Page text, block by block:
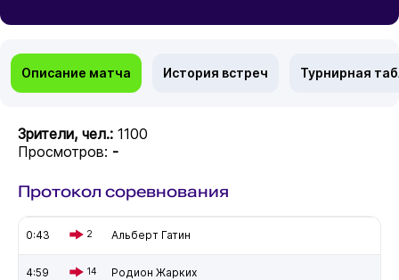
Описание матча История встреч Турнирная
Зрители, чел.: 1100
Просмотров: -
Протокол соревнования
0:43 2 Альберт Гатин
4:59 14 Родион Жарких